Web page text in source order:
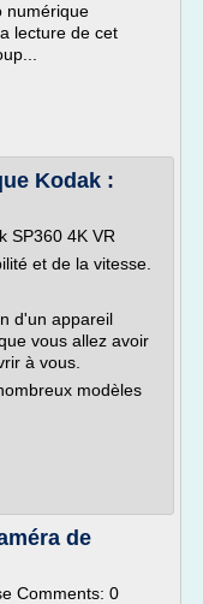
numérique
lecture de cet
Kodak :
SP360 4K VR
et de la vitesse.
d'un appareil
vous allez avoir
à vous.
modèles
de
Comments: 0